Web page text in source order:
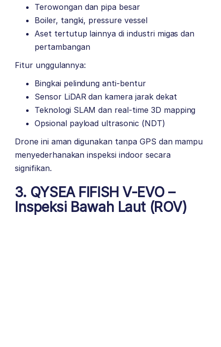
Terowongan dan pipa besar
Boiler, tangki, pressure vessel
Aset tertutup lainnya di industri migas dan
pertambangan
Fitur unggulannya:
Bingkai pelindung anti-bentur
Sensor LiDAR dan kamera jarak dekat
Teknologi SLAM dan real-time 3D mapping
Opsional payload ultrasonic (NDT)
Drone ini aman digunakan tanpa GPS dan mampu
menyederhanakan inspeksi indoor secara
signifikan.
3. QYSEA FIFISH V-EVO–
Inspeksi Bawah Laut (ROV)